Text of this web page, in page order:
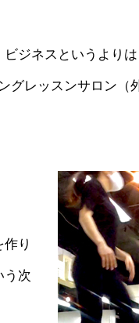
ジネスというより
グレッスンサロン（
り
う次